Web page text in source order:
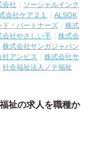
会社
ソーシャルインク
会社ケア２１
ALSOK
ド・パートナーズ
株式
会社やさしい手
株式会
株式会社サンガジャパン
社アンビス
株式会社サ
社会福祉法人ノテ福祉
祉の求人を職種か